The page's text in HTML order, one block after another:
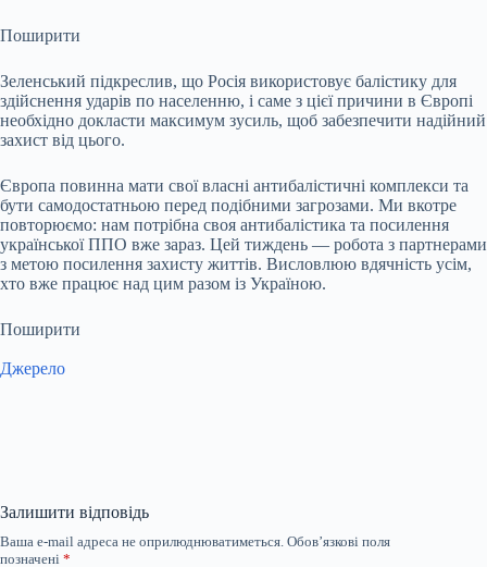
Поширити
Зеленський підкреслив, що Росія використовує балістику для
здійснення ударів по населенню, і саме з цієї причини в Європі
необхідно докласти максимум зусиль, щоб забезпечити надійний
захист від цього.
Європа повинна мати свої власні антибалістичні комплекси та
бути самодостатньою перед подібними загрозами. Ми вкотре
повторюємо: нам потрібна своя антибалістика та посилення
української ППО вже зараз. Цей тиждень — робота з партнерами
з метою посилення захисту життів. Висловлюю вдячність усім,
хто вже працює над цим разом із Україною.
Поширити
Джерело
Залишити відповідь
Ваша e-mail адреса не оприлюднюватиметься. Обов’язкові поля
позначені *